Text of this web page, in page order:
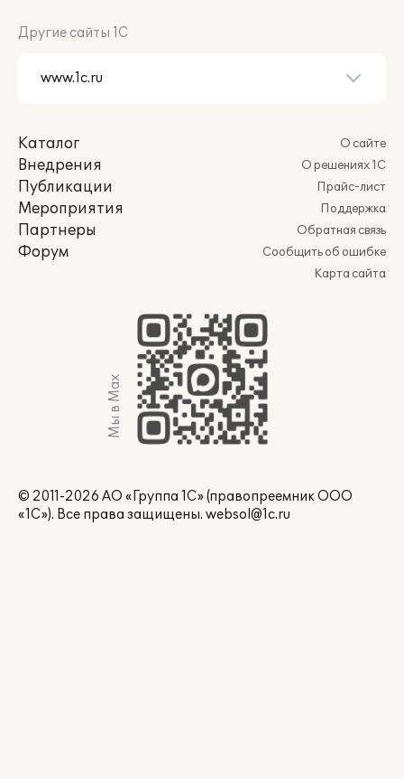
Другие сайты 1С
Каталог
Внедрения
Публикации
Мероприятия
Партнеры
Форум
О сайте
О решениях 1С
Прайс-лист
Поддержка
Обратная связь
Сообщить об ошибке
Карта сайта
Мы в Max
© 2011-2026 АО «Группа 1С» (правопреемник ООО
«1С»). Все права защищены. websol@1c.ru